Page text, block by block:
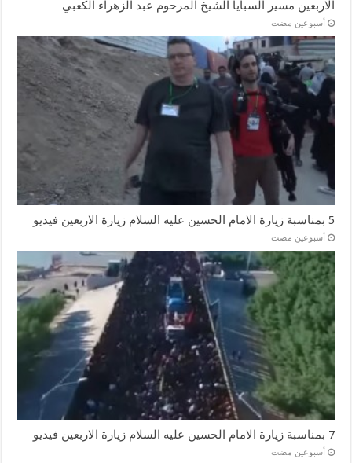
الاربعين مسير السبايا الشيخ المرحوم عبد الزهراء الكعبي
‏أسبوعين مضت
5 بمناسبة زيارة الامام الحسين عليه السلام زيارة الاربعين فيديو
‏أسبوعين مضت
7 بمناسبة زيارة الامام الحسين عليه السلام زيارة الاربعين فيديو
‏أسبوعين مضت